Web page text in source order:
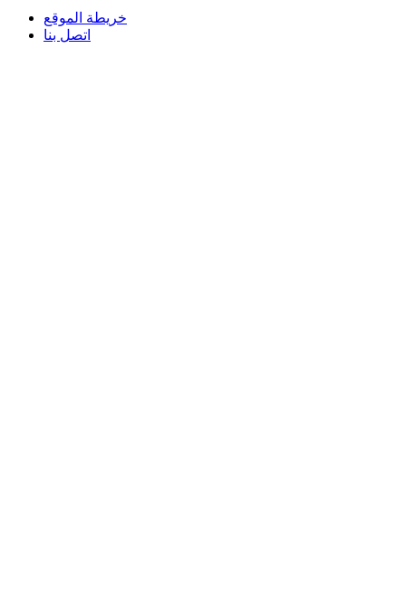
خريطة الموقع
اتصل بنا